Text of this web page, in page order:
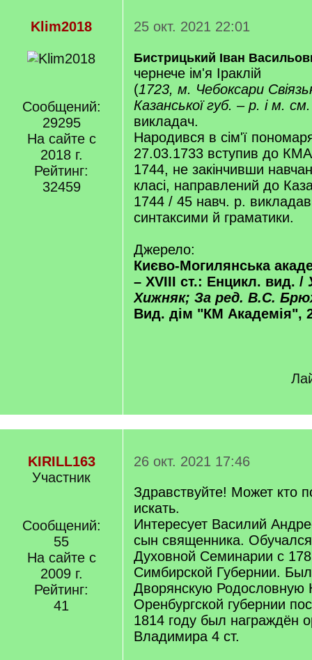
Klim2018
Сообщений:
29295
На сайте с
2018 г.
Рейтинг:
32459
25 окт. 2021 22:01
Бистрицький Іван
чернече ім'я Іраклій
(1723, м. Чебоксари
Казанської губ. – р. і м. см.
викладач.
Народився в сім'ї
27.03.1733 вступив до
1744, не закінчивши
класі, направлений до
1744 / 45 навч. р.
синтаксими й граматики.
Джерело:
Києво-Могилянська
– XVIII ст.: Енцикл. вид. /
Хижняк; За ред. В.С.
Вид. дім "КМ Академія",
KIRILL163
Участник
Сообщений:
55
На сайте с
2009 г.
Рейтинг:
41
26 окт. 2021 17:46
Здравствуйте! Может кто
искать.
Интересует Василий
сын священника.
Духовной Семинарии с
Симбирской Губернии.
Дворянскую Родословную
Оренбургской губернии
1814 году был награждён
Владимира 4 ст.